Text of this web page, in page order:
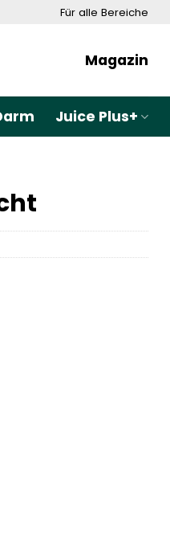
Für alle Bereiche
Magazin
Juice Plus+